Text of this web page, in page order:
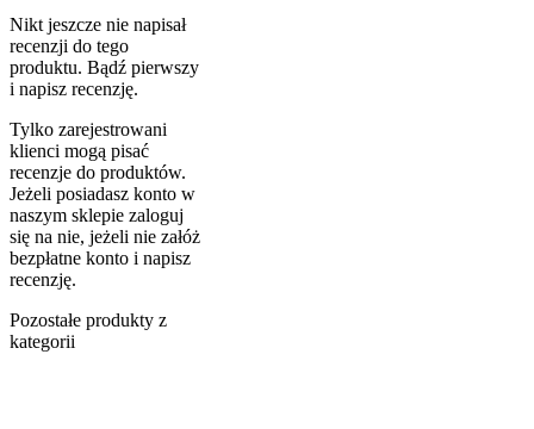
Nikt jeszcze nie napisał
recenzji do tego
produktu. Bądź pierwszy
i napisz recenzję.
Tylko zarejestrowani
klienci mogą pisać
recenzje do produktów.
Jeżeli posiadasz konto w
naszym sklepie zaloguj
się na nie, jeżeli nie załóż
bezpłatne konto i napisz
recenzję.
Pozostałe produkty z
kategorii